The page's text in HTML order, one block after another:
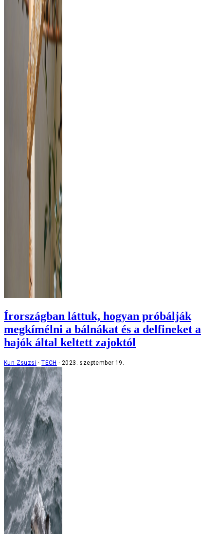
Írországban láttuk, hogyan próbálják
megkímélni a bálnákat és a delfineket a
hajók által keltett zajoktól
Kun Zsuzsi TECH 2023. szeptember 19.